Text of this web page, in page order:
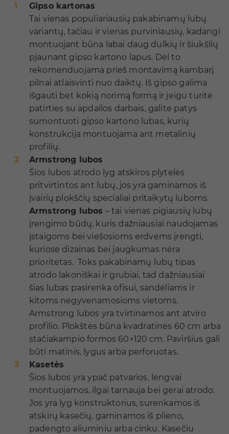
Gipso kartonas
Tai vienas populiariausių pakabinamų lubų
variantų, tačiau ir vienas purviniausių, kadangi
montuojant būna labai daug dulkių ir šiukšlių
pjaunant gipso kartono lapus. Dėl to
rekomenduojama prieš montavimą kambarį
pilnai atlaisvinti nuo daiktų. Iš gipso galima
išgauti bet kokią norimą formą ir jeigu turite
patirties su apdailos darbais, galite patys
sumontuoti gipso kartono lubas, kurių
konstrukcija montuojama ant metalinių
profilių.
Armstrong lubos
Šios lubos atrodo lyg atskiros plytelės
pritvirtintos ant lubų, jos yra gaminamos iš
įvairių plokščių specialiai pritaikytų luboms.
Armstrong lubos – tai vienas pigiausių lubų
įrengimo būdų, kuris dažniausiai naudojamas
įstaigoms bei viešosioms erdvėms įrengti,
kuriose dizainas bei jaugkumas nėra
prioritetas. Toks pakabinamų lubų tipas
atrodo lakoniškai ir grubiai, tad dažniausiai
šias lubas pasirenka ofisui, sandėliams ir
kitoms negyvenamosioms vietoms.
Armstrong lubos yra tvirtinamos ant atviro
profilio. Plokštės būna kvadratinės 60 cm arba
stačiakampio formos 60×120 cm. Paviršius gali
būti matinis, lygus arba perforuotas.
Kasetės
Šios lubos yra ypač patvarios, lengvai
montuojamos, ilgai tarnauja bei gerai atrodo.
Jos yra lyg konstruktorius, surenkamos iš
atskirų kasečių, gaminamos iš plieno,
padengto aliuminiu arba cinku. Kasečiu